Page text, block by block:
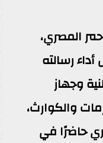
المصري،
يواصل أداء رسالته
وجهاز
والكوارث،
حاضرًا في